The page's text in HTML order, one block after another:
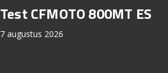
Test CFMOTO 800MT ES
7 augustus 2026